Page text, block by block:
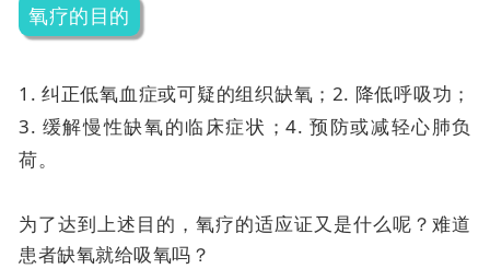
氧疗的目的
1. 纠正低氧血症或可疑的组织缺氧； 2. 降低呼吸功；
3. 缓解慢性缺氧的临床症状；4. 预防或减轻心肺负
荷。
为了达到上述目的，氧疗的适应证又是什么呢？难道
患者缺氧就给吸氧吗？